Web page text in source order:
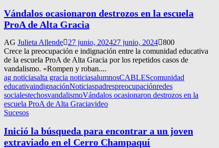
Vándalos ocasionaron destrozos en la escuela
ProA de Alta Gracia
AG Julieta Allende 27 junio, 202427 junio, 2024 800
Crece la preocupación e indignación entre la comunidad educativa
de la escuela ProA de Alta Gracia por los repetidos casos de
vandalismo. «Rompen y roban....
ag noticiasalta gracia noticiasalumnosCABLEScomunidad
educativaindignaciónNoticiaspadrespreocupaciónredes
socialestechosvandalismoVándalos ocasionaron destrozos en la
escuela ProA de Alta Graciavideo
Sucesos
Inició la búsqueda para encontrar a un joven
extraviado en el Cerro Champaquí